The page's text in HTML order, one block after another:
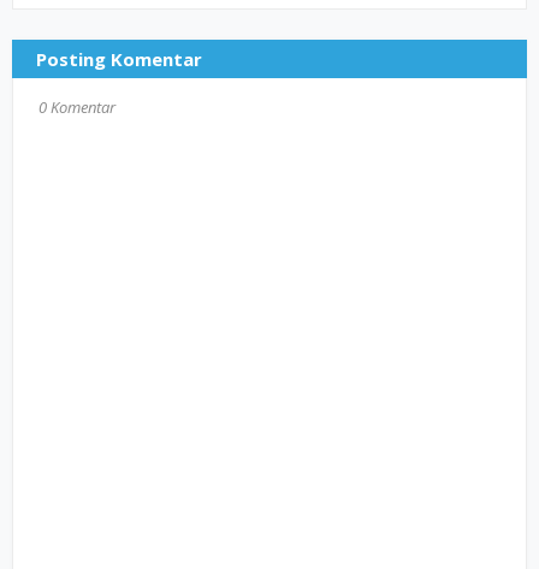
Posting Komentar
0 Komentar